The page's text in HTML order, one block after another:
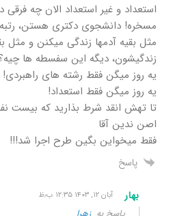
استعداد و غیر استعداد الان چه فرقی
مسخره! دانشجوی دکتری هستن،
مثل بقیه آدمها زندگی میکنن و مثل
زندگیشون، دیگه این سفسطه ها
یه روز میگن فقط رشته های راهبردی!
یه روز میگن فقط استعداد!
تا تهش انقد شرط بذارید که بیست
اصن ندین آقا
فقط میخواین بگین طرح اجرا شد!!!
پاسخ
بهار آبان ۱۲, ۱۴۰۳ ۱۲:۳۵ ب٫ظ